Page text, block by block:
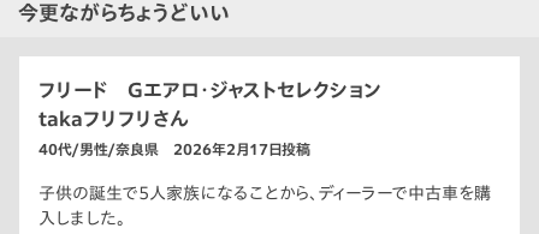
今更ながらちょうどいい
フリード Gエアロ・ジャストセレクション
takaフリフリさん
40代/男性/奈良県 2026年2月17日投稿
子供の誕生で5人家族になることから、ディーラーで中古車を購
入しました。